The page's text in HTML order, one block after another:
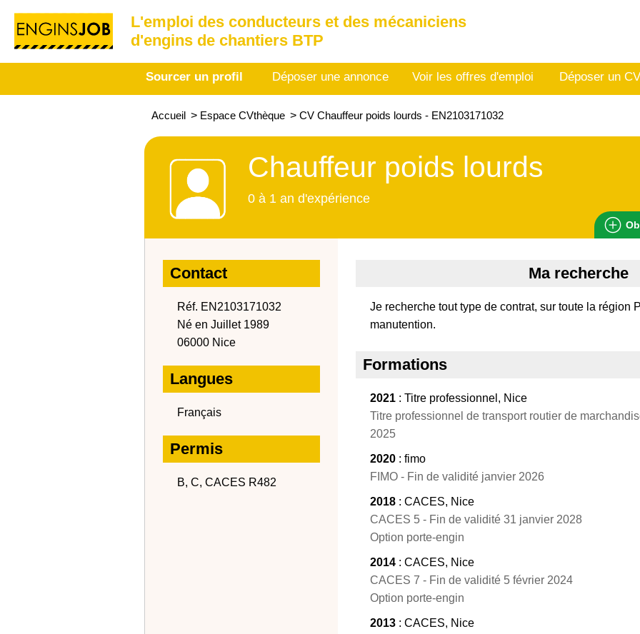
L'emploi des conducteurs et des mécaniciens
d'engins de chantiers BTP
Sourcer un profil Déposer une annonce Voir les offres d'emploi Déposer un CV
Accueil > Espace CVthèque > CV Chauffeur poids lourds - EN2103171032
Chauffeur poids lourds
0 à 1 an d'expérience
Contact
Réf. EN2103171032
Né en Juillet 1989
06000 Nice
Langues
Français
Permis
B, C, CACES R482
Ma recherche
Je recherche tout type de contrat, sur toute la région
manutention.
Formations
2021 : Titre professionnel, Nice
Titre professionnel de transport routier de
2025
2020 : fimo
FIMO - Fin de validité janvier 2026
2018 : CACES, Nice
CACES 5 - Fin de validité 31 janvier 2028
Option porte-engin
2014 : CACES, Nice
CACES 7 - Fin de validité 5 février 2024
Option porte-engin
2013 : CACES, Nice